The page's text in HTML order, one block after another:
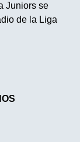
Juniors se
de la Liga